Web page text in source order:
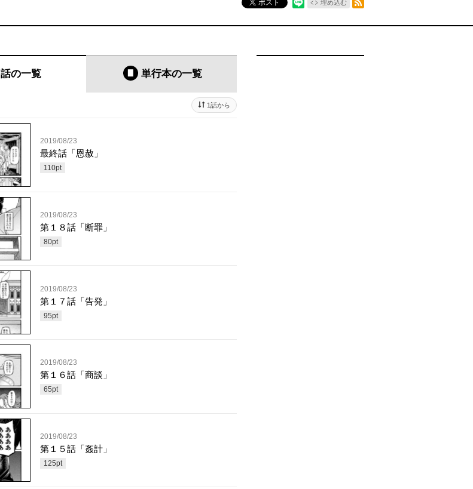
ポスト 埋め込む
話の一覧 単行本の一覧
1話から
2019/08/23
最終話「恩赦」
110pt
2019/08/23
第１８話「断罪」
80pt
2019/08/23
第１７話「告発」
95pt
2019/08/23
第１６話「商談」
65pt
2019/08/23
第１５話「姦計」
125pt